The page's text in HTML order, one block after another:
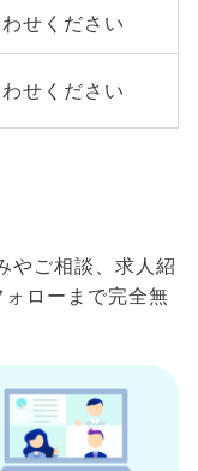
せください
せください
やご相談、求人紹
ローまで完全無